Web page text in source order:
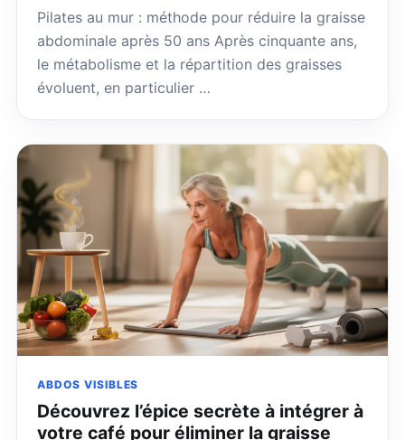
Pilates au mur : méthode pour réduire la graisse
abdominale après 50 ans Après cinquante ans,
le métabolisme et la répartition des graisses
évoluent, en particulier …
ABDOS VISIBLES
Découvrez l’épice secrète à intégrer à
votre café pour éliminer la graisse